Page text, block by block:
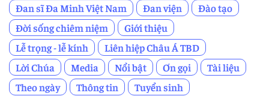
Đan sĩ Đa Minh Việt Nam
Đan viện
Đào tạo
Đời sống chiêm niệm
Giới thiệu
Lễ trọng - lễ kính
Liên hiệp Châu Á TBD
Lời Chúa
Media Nổi bật Ơn gọi
Tài liệu
Theo ngày
Thông tin Tuyển sinh